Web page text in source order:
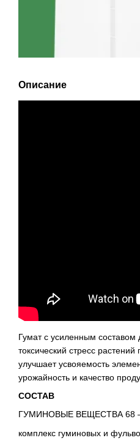
Описание
Гумат с усиленным
токсический стресс
улучшает усвояемость
урожайность и качество
СОСТАВ
ГУМИНОВЫЕ ВЕЩЕСТВА 68 –
комплекс гуминовых и